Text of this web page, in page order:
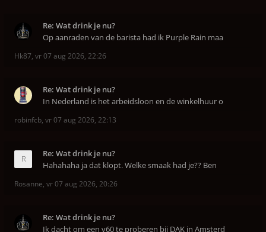
Re: Wat drink je nu?
Op aanraden van de barista had ik Purple Rain maa
Hk87, vr 07 aug 2026, 22:26
Re: Wat drink je nu?
In Nederland is het arbeidsloon en de winkelhuur o
robinfcb, vr 07 aug 2026, 22:13
Re: Wat drink je nu?
Hahahaha ja dat klopt. Welke smaak had je?? Ben
Rosanne, vr 07 aug 2026, 20:26
Re: Wat drink je nu?
Ik dacht om een v60 te proberen bij DAK in Amsterd